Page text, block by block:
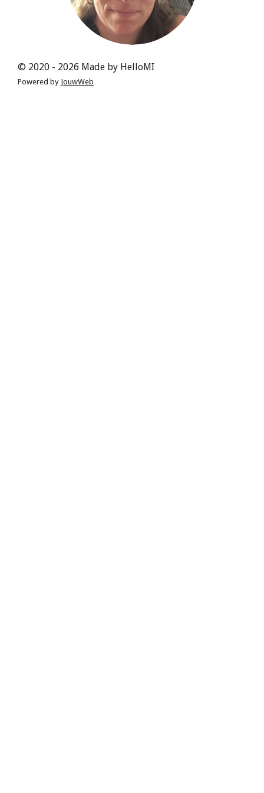
© 2020 - 2026 Made by HelloMI
Powered by JouwWeb